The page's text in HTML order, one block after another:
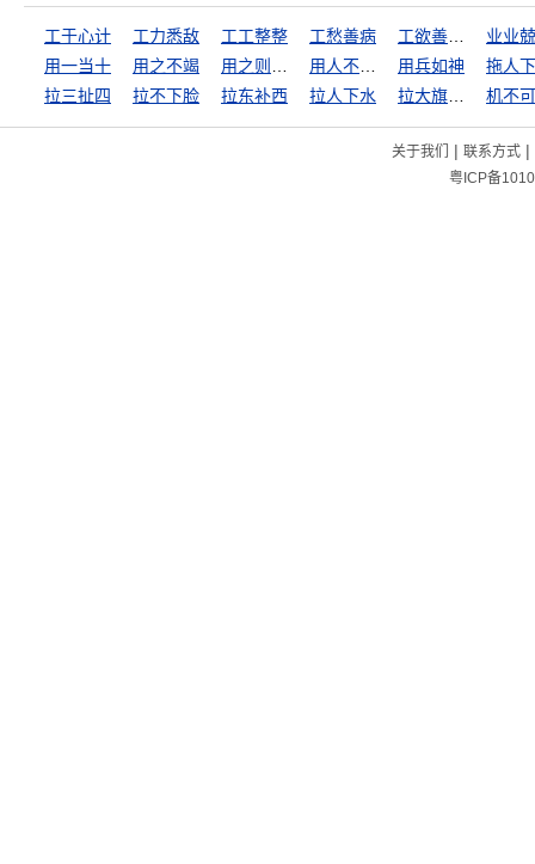
工于心计 工力悉敌 工工整整 工愁善病
业业
用一当十
用之不竭 用兵如神
拖人
拉三扯四
拉不下脸 拉东补西 拉人下水 机不
关于我们 | 联系方式|
粤ICP备